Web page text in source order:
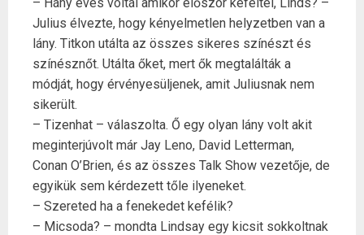
Julius élvezte, hogy kényelmetlen helyzetben van a
lány. Titkon utálta az összes sikeres színészt és
színésznőt. Utálta őket, mert ők megtalálták a
módját, hogy érvényesüljenek, amit Juliusnak nem
sikerült.
– Tizenhat – válaszolta. Ő egy olyan lány volt akit
meginterjúvolt már Jay Leno, David Letterman,
Conan O’Brien, és az összes Talk Show vezetője, de
egyikük sem kérdezett tőle ilyeneket.
– Szereted ha a fenekedet kefélik?
– Micsoda? – mondta Lindsay egy kicsit sokkoltnak